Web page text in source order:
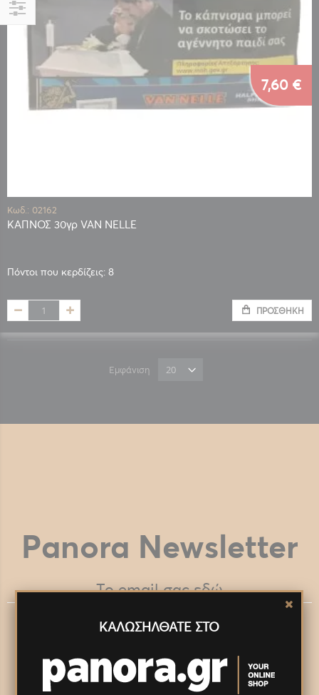
Κωδ.: 02162
ΚΑΠΝΟΣ 30γρ VAN NELLE
Πόντοι που κερδίζεις: 8
7,60 €
ΠΡΟΣΘΉΚΗ
Εμφάνιση
Αγορά
Panora Newsletter
Διάβασα και αποδέχομαι τουςΌρους Χρήσης
ΕΓΓΡΑΦΕΊΤΕ
ΚΑΛΩΣΗΛΘΑΤΕ ΣΤΟ